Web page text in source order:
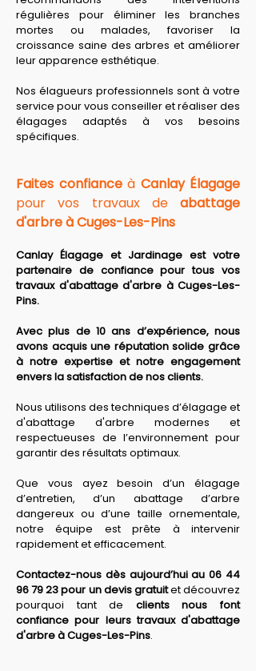
régulières pour éliminer les branches
mortes ou malades, favoriser la
croissance saine des arbres et améliorer
leur apparence esthétique.
Nos élagueurs professionnels sont à votre
service pour vous conseiller et réaliser des
élagages adaptés à vos besoins
spécifiques.
Faites confiance à Canlay Élagage
pour vos travaux de abattage
d'arbre à Cuges-Les-Pins
Canlay Élagage et Jardinage est votre
partenaire de confiance pour tous vos
travaux d'abattage d'arbre à Cuges-Les-
Pins.
Avec plus de 10 ans d’expérience, nous
avons acquis une réputation solide grâce
à notre expertise et notre engagement
envers la satisfaction de nos clients.
Nous utilisons des techniques d’élagage et
d'abattage d'arbre modernes et
respectueuses de l’environnement pour
garantir des résultats optimaux.
Que vous ayez besoin d’un élagage
d’entretien, d’un abattage d’arbre
dangereux ou d’une taille ornementale,
notre équipe est prête à intervenir
rapidement et efficacement.
Contactez-nous dès aujourd’hui au 06 44
96 79 23 pour un devis gratuit et découvrez
pourquoi tant de clients nous font
confiance pour leurs travaux d'abattage
d'arbre à Cuges-Les-Pins.